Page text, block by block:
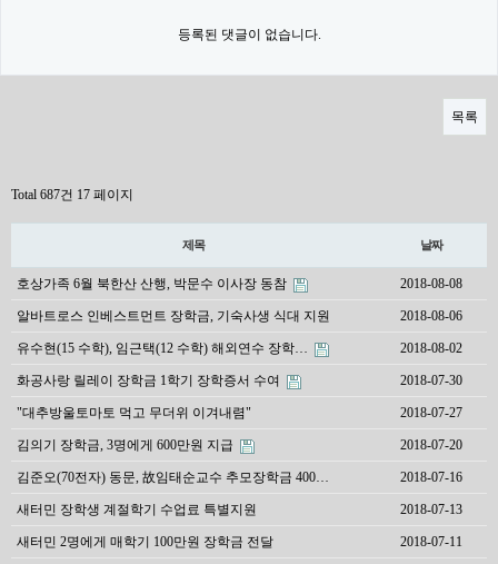
등록된 댓글이 없습니다.
목록
Total 687건 17 페이지
제목 날짜
호상가족 6월 북한산 산행, 박문수 이사장 동참 2018-08-08
알바트로스 인베스트먼트 장학금, 기숙사생 식대 지원 2018-08-06
유수현(15 수학), 임근택(12 수학) 해외연수 장학… 2018-08-02
화공사랑 릴레이 장학금 1학기 장학증서 수여 2018-07-30
"대추방울토마토 먹고 무더위 이겨내렴" 2018-07-27
김의기 장학금, 3명에게 600만원 지급 2018-07-20
김준오(70전자) 동문, 故임태순교수 추모장학금 400… 2018-07-16
새터민 장학생 계절학기 수업료 특별지원 2018-07-13
새터민 2명에게 매학기 100만원 장학금 전달 2018-07-11